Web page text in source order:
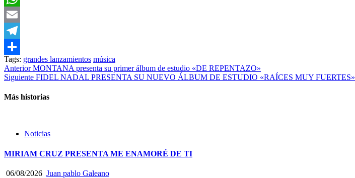
WhatsApp
Email
Telegram
Compartir
Tags: grandes lanzamientos música
Post
navigation
AnteriorMONTANA presenta su primer álbum de estudio «DE REPENTAZO»
Siguiente FIDEL NADAL PRESENTA SU NUEVO ÁLBUM DE ESTUDIO «RAÍCES MUY FUERTES»
Más historias
Noticias
MIRIAM CRUZ PRESENTA ME ENAMORÉ DE TI
06/08/2026 Juan pablo Galeano